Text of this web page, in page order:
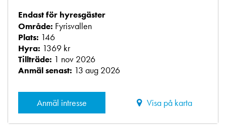
Endast för hyresgäster
Område: Fyrisvallen
Plats: 146
Hyra: 1369 kr
Tillträde: 1 nov 2026
Anmäl senast: 13 aug 2026
Anmäl intresse Visa på karta